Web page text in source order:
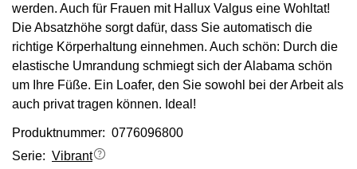
werden. Auch für Frauen mit Hallux Valgus eine Wohltat!
Die Absatzhöhe sorgt dafür, dass Sie automatisch die
richtige Körperhaltung einnehmen. Auch schön: Durch die
elastische Umrandung schmiegt sich der Alabama schön
um Ihre Füße. Ein Loafer, den Sie sowohl bei der Arbeit als
auch privat tragen können. Ideal!
Produktnummer: 0776096800
Serie: Vibrant